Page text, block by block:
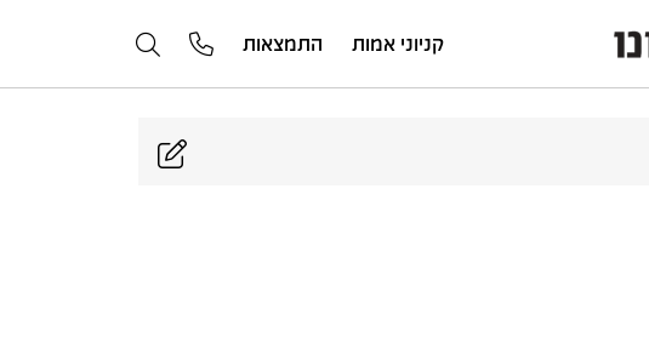
קניוני אמות התמצאות